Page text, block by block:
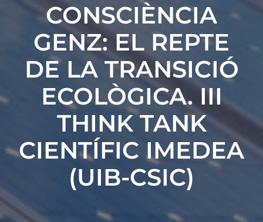
CONSCIÈNCIA
GENZ: EL REPTE
DE LA TRANSICIÓ
ECOLÒGICA. III
THINK TANK
CIENTÍFIC IMEDEA
(UIB-CSIC)